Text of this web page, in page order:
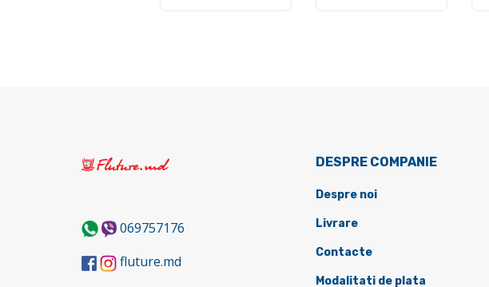
069757176
fluture.md
DESPRE COMPANIE
Despre noi
Livrare
Contacte
Modalitati de plata